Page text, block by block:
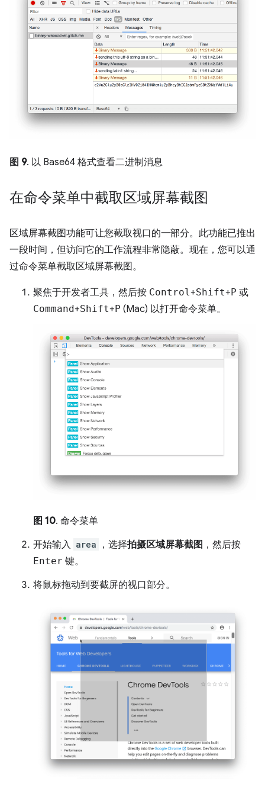
图 9. 以 Base64 格式查看二进制消息
在命令菜单中截取区域屏幕截图
区域屏幕截图功能可让您截取视口的一部分。此功能已推出
一段时间，但访问它的工作流程非常隐蔽。现在，您可以通
过命令菜单截取区域屏幕截图。
聚焦于开发者工具，然后按 Control+Shift+ P 或
Command+Shift+ P (Mac) 以打开命令菜单。
图 10. 命令菜单
开始输入 area ，选择拍摄区域屏幕截图 ，然后按
Enter 键。
将鼠标拖动到要截屏的视口部分。